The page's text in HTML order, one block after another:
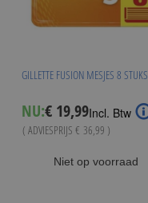
GILLETTE FUSION MESJES 8 STUKS
NU:Special
Price
€ 19,99Incl. Btw
( ADVIESPRIJS € 36,99 )
Niet op voorraad